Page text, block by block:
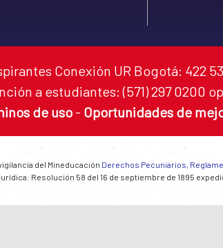
Conexión UR Bogotá: 422
a estudiantes: (571) 297 0200
de uso - Oportunidades de
del Mineducación Derechos Pecuniarios,
Resolución 58 del 16 de septiembre de 1895